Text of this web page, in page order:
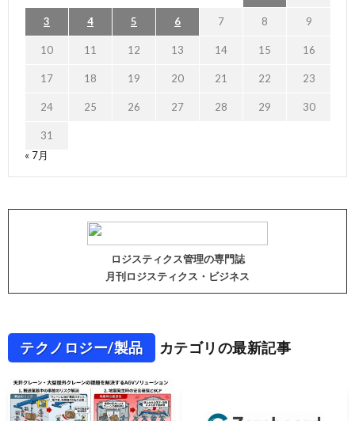
3 4 5 6 7 8 9
10 11 12 13 14 15 16
17 18 19 20 21 22 23
24 25 26 27 28 29 30
31
« 7月
ロジスティクス管理の専門誌
月刊ロジスティクス・ビジネス
テクノロジー/製品 カテゴリの最新記事